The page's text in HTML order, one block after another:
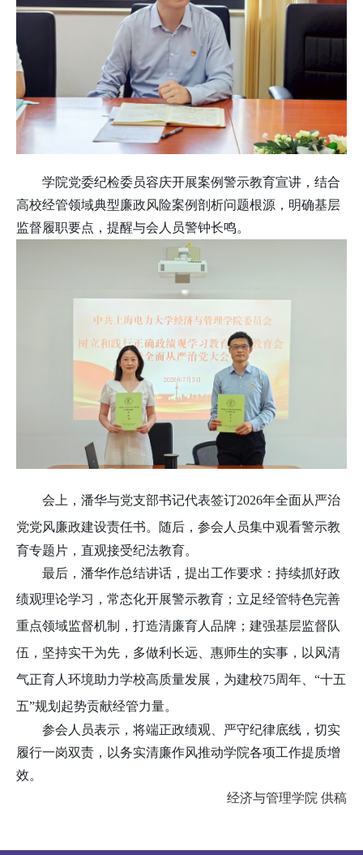
学院党委纪检委员容庆开展案例警示教育宣讲，结合
高校经管领域典型廉政风险案例剖析问题根源，明确基层
监督履职要点，提醒与会人员警钟长鸣。
会上，潘华与党支部书记代表签订2026年全面从严治
党党风廉政建设责任书。
随后，参会人员集中观看警示教
育专题片，直观接受纪法教育。
最后， 潘华作总结讲话，提出工作要求：持续抓好政
绩观理论学习，常态化开展警示教育；立足经管特色完善
重点领域监督机制，打造清廉育人品牌；建强基层监督队
伍，坚持实干为先，多做利长远、惠师生的实事，以风清
气正育人环境助力学校高质量发展，为建校75周年、“十五
五”规划起势贡献经管力量。
参会人员表示，将端正政绩观、严守纪律底线，切实
履行一岗双责，以务实清廉作风推动学院各项工作提质增
效。
经济与管理学院 供稿